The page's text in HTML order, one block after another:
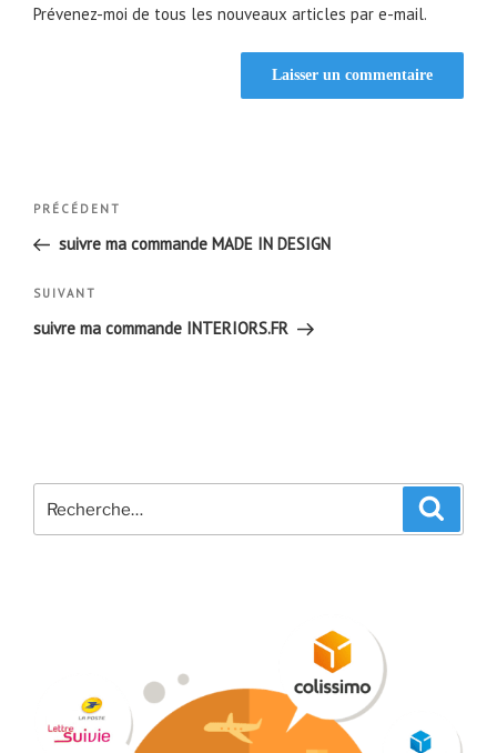
Prévenez-moi de tous les nouveaux articles par e-mail.
Navigation
l’article
Article
précédent
PRÉCÉDENT
suivre ma commande MADE IN DESIGN
Article
suivant
SUIVANT
suivre ma commande INTERIORS.FR
pour